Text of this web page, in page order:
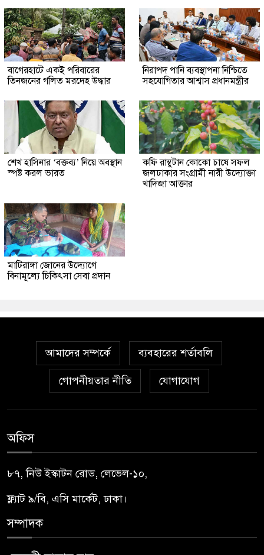
‎বাগেরহাটে একই পরিবারের
তিনজনের গলিত মরদেহ উদ্ধার
নিরাপদ পানি ব্যবস্থাপনা নিশ্চিতে
সহযোগিতার আশ্বাস প্রধানমন্ত্রীর
শেখ হাসিনার ‘বক্তব্য’ নিয়ে অবস্থান
স্পষ্ট করল ভারত
কফি রাম্বুটান কোকো চাষে সফল
জলঢাকার সংগ্রামী নারী উদ্যোক্তা
খাদিজা আক্তার
মাটিরাঙ্গা জোনের উদ্যোগে
বিনামূল্যে চিকিৎসা সেবা প্রদান
আমাদের সম্পর্কে ব্যবহারের শর্তাবলি
গোপনীয়তার নীতি যোগাযোগ
অফিস
৮৭, নিউ ইস্কাটন রোড, লেভেল-১০,
ফ্ল্যাট ৯/বি, এসি মার্কেট, ঢাকা।
সম্পাদক